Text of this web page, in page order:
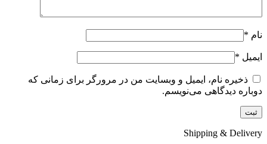
نام *
ایمیل *
ذخیره نام، ایمیل و وبسایت من در مرورگر برای زمانی که
دوباره دیدگاهی می‌نویسم.
Shipping & Delivery